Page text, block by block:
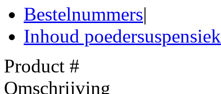
Bestelnummers|
Inhoud
Product #
Omschrijving